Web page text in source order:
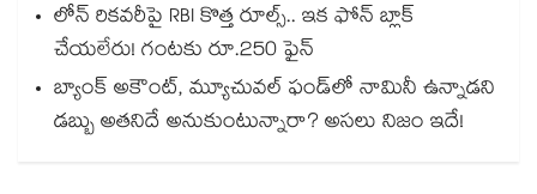
లోన్ రికవరీపై RBI కొత్త రూల్స్.. ఇక ఫోన్ బ్లాక్
చేయలేరు! గంటకు రూ.250 ఫైన్
బ్యాంక్ అకౌంట్, మ్యూచువల్ ఫండ్‌లో నామినీ ఉన్నాడని
డబ్బు అతనిదే అనుకుంటున్నారా? అసలు నిజం ఇదే!